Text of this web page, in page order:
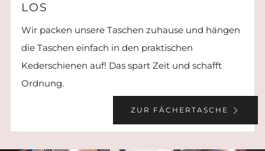
LOS
Wir packen unsere Taschen zuhause und hängen
die Taschen einfach in den praktischen
Kederschienen auf! Das spart Zeit und schafft
Ordnung.
ZUR FÄCHERTASCHE